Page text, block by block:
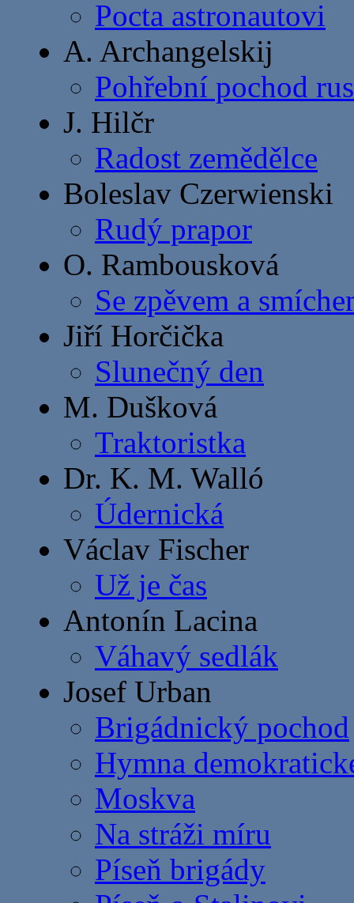
Pocta astronautovi
A. Archangelskij
Pohřební pochod
J. Hilčr
Radost zemědělce
Boleslav Czerwienski
Rudý prapor
O. Rambousková
Se zpěvem a
Jiří Horčička
Slunečný den
M. Dušková
Traktoristka
Dr. K. M. Walló
Údernická
Václav Fischer
Už je čas
Antonín Lacina
Váhavý sedlák
Josef Urban
Brigádnický pochod
Hymna
Moskva
Na stráži míru
Píseň brigády